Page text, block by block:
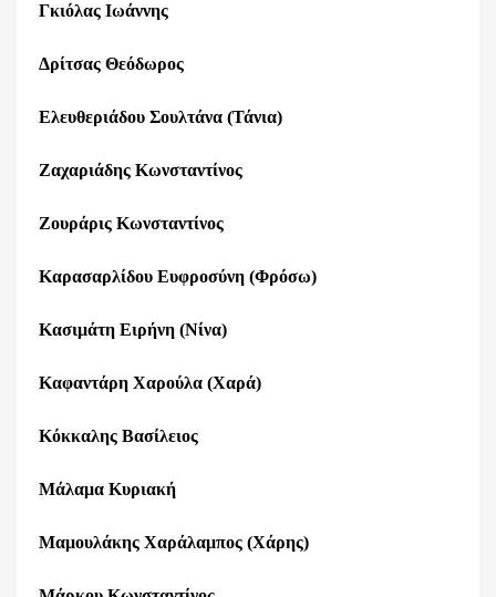
Γκιόλας Ιωάννης
Δρίτσας Θεόδωρος
Ελευθεριάδου Σουλτάνα (Τάνια)
Ζαχαριάδης Κωνσταντίνος
Ζουράρις Κωνσταντίνος
Καρασαρλίδου Ευφροσύνη (Φρόσω)
Κασιμάτη Ειρήνη (Νίνα)
Καφαντάρη Χαρούλα (Χαρά)
Κόκκαλης Βασίλειος
Μάλαμα Κυριακή
Μαμουλάκης Χαράλαμπος (Χάρης)